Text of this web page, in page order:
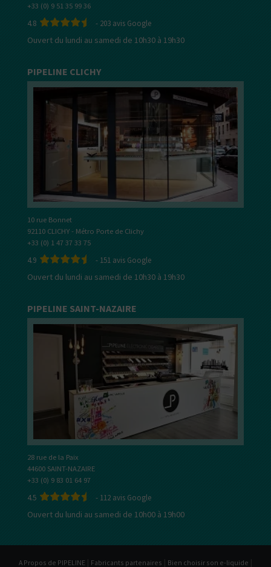
+33 (0) 9 51 35 99 36
4.8 - 203 avis Google
Ouvert du lundi au samedi de 10h30 à 19h30
PIPELINE CLICHY
10 rue Bonnet
92110 CLICHY - Métro Porte de Clichy
+33 (0) 1 47 37 33 75
4.9 - 151 avis Google
Ouvert du lundi au samedi de 10h30 à 19h30
PIPELINE SAINT-NAZAIRE
28 rue de la Paix
44600 SAINT-NAZAIRE
+33 (0) 9 83 01 64 97
4.5 - 112 avis Google
Ouvert du lundi au samedi de 10h00 à 19h00
A Propos de PIPELINE | Fabricants partenaires | Bien choisir son e-liquide |